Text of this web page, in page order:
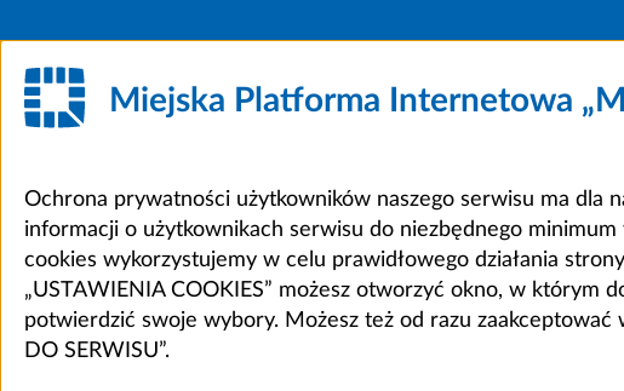
Miejska Platforma Internetowa
Ochrona prywatności użytkowników naszego serwisu ma dla
informacji o użytkownikach serwisu do niezbędnego
cookies wykorzystujemy w celu prawidłowego działania
„USTAWIENIA COOKIES” możesz otworzyć okno, w którym
potwierdzić swoje wybory. Możesz też od razu zaakceptować
DO SERWISU”.